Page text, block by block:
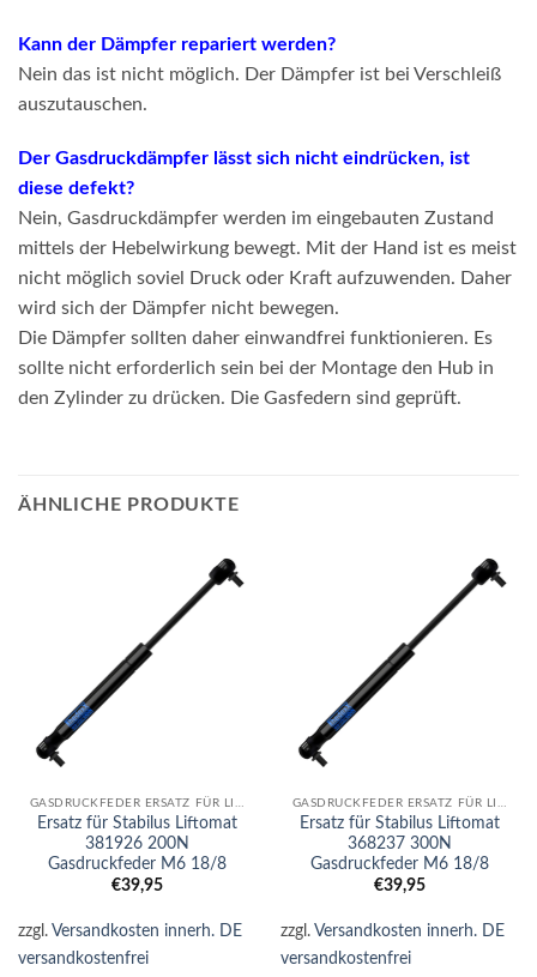
Kann der Dämpfer repariert werden?
Nein das ist nicht möglich. Der Dämpfer ist bei Verschleiß
auszutauschen.
Der Gasdruckdämpfer lässt sich nicht eindrücken, ist
diese defekt?
Nein, Gasdruckdämpfer werden im eingebauten Zustand
mittels der Hebelwirkung bewegt. Mit der Hand ist es meist
nicht möglich soviel Druck oder Kraft aufzuwenden. Daher
wird sich der Dämpfer nicht bewegen.
Die Dämpfer sollten daher einwandfrei funktionieren. Es
sollte nicht erforderlich sein bei der Montage den Hub in
den Zylinder zu drücken. Die Gasfedern sind geprüft.
ÄHNLICHE PRODUKTE
GASDRUCKFEDER ERSATZ FÜR LIFTOMAT
Ersatz für Stabilus Liftomat
381926 200N
Gasdruckfeder M6 18/8
€39,95
zzgl. Versandkosten innerh. DE
versandkostenfrei
GASDRUCKFEDER ERSATZ FÜR LIFTOMAT
Ersatz für Stabilus Liftomat
368237 300N
Gasdruckfeder M6 18/8
€39,95
zzgl. Versandkosten innerh. DE
versandkostenfrei